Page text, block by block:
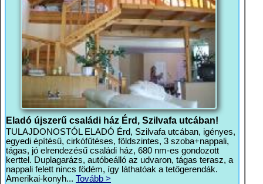
Eladó újszerű családi ház Érd, Szilvafa utcában!
TULAJDONOSTÓL ELADÓ Érd, Szilvafa utcában, igényes,
egyedi építésű, cirkófűtéses, földszintes, 3 szoba+nappali,
tágas, jó elrendezésű családi ház, 680 nm-es gondozott
kerttel. Duplagarázs, autóbeálló az udvaron, tágas terasz, a
nappali felett nincs födém, így láthatóak a tetőgerendák.
Amerikai-konyh... Tovább >